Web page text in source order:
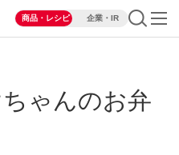
商品・レシピ 企業・IR
ゃんのお弁